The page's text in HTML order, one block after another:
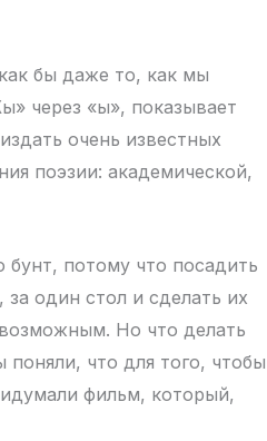
бы даже то, как мы
через «ы», показывает
очень известных
поэзии: академической,
бунт, потому что посадить
один стол и сделать их
Но что делать
что для того, чтобы
фильм, который,